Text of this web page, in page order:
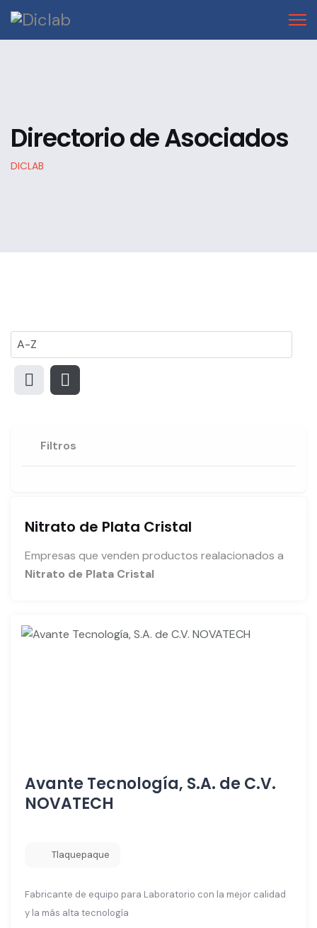
Directorio de Asociados
DICLAB
Filtros
Nitrato de Plata Cristal
Empresas que venden productos realacionados a
Nitrato de Plata Cristal
Avante Tecnología, S.A. de C.V.
NOVATECH
Tlaquepaque
Fabricante de equipo para Laboratorio con la mejor calidad
y la más alta tecnología